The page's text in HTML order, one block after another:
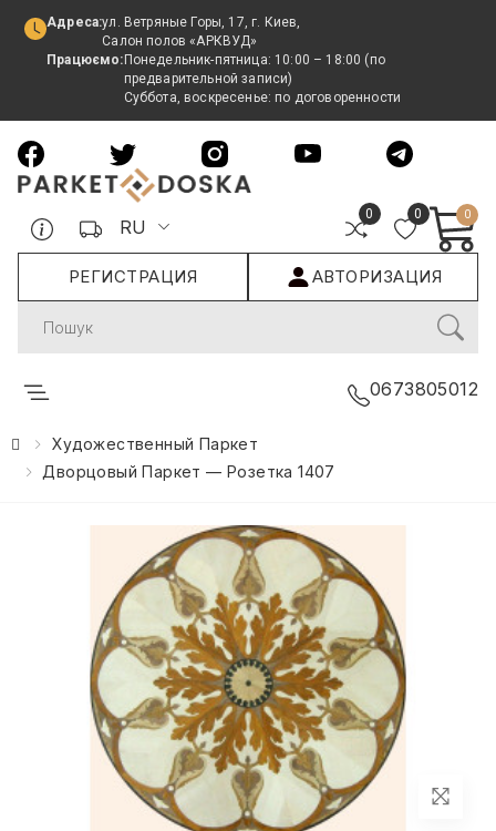
Адреса:ул. Ветряные Горы, 17, г. Киев,
Салон полов «АРКВУД»
Працюємо: Понедельник-пятница: 10:00 – 18:00 (по
предварительной записи)
Суббота, воскресенье: по договоренности
RU
0 0 0
РЕГИСТРАЦИЯ АВТОРИЗАЦИЯ
Search
0673805012
Художественный Паркет
Дворцовый Паркет — Розетка 1407